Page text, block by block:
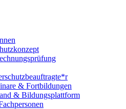
& Fortbildungen
& Bildungsplattform